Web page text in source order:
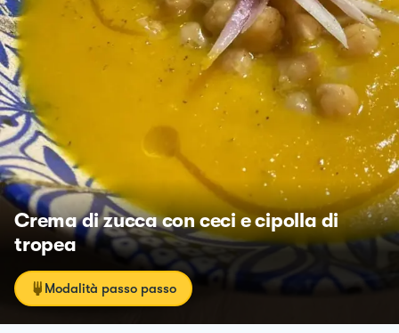
Crema di zucca con ceci e cipolla di
tropea
Modalità passo passo